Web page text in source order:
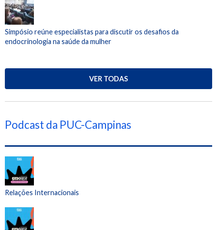
Simpósio reúne especialistas para discutir os desafios da
endocrinologia na saúde da mulher
VER TODAS
Podcast da PUC-Campinas
Relações Internacionais